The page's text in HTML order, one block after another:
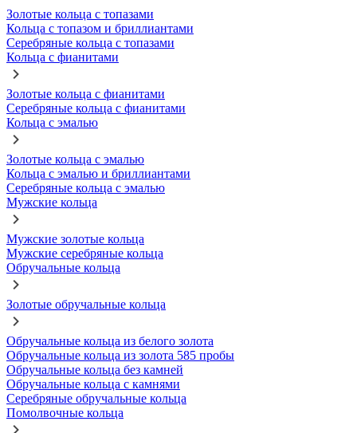
Золотые кольца с топазами
Кольца с топазом и бриллиантами
Серебряные кольца с топазами
Кольца с фианитами
Золотые кольца с фианитами
Серебряные кольца с фианитами
Кольца с эмалью
Золотые кольца с эмалью
Кольца с эмалью и бриллиантами
Серебряные кольца с эмалью
Мужские кольца
Мужские золотые кольца
Мужские серебряные кольца
Обручальные кольца
Золотые обручальные кольца
Обручальные кольца из белого золота
Обручальные кольца из золота 585 пробы
Обручальные кольца без камней
Обручальные кольца с камнями
Серебряные обручальные кольца
Помолвочные кольца